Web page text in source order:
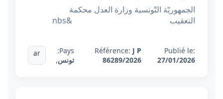
الجمهوريّة التّونسية وزارة العدل محكمة
التعقيب &nbs
Publié le:
27/01/2026
Référence: J P
86289/2026
Pays:
تونس,
ar